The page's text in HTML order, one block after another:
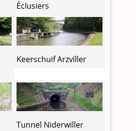
Éclusiers
Keerschuif Arzviller
Tunnel Niderwiller